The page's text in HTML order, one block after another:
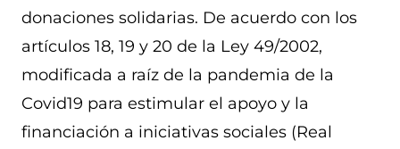
donaciones solidarias. De acuerdo con los
artículos 18, 19 y 20 de la Ley 49/2002,
modificada a raíz de la pandemia de la
Covid19 para estimular el apoyo y la
financiación a iniciativas sociales (Real